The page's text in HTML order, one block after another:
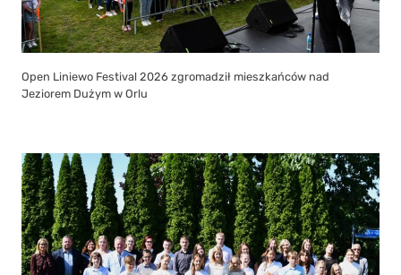
Open Liniewo Festival 2026 zgromadził mieszkańców nad
Jeziorem Dużym w Orlu